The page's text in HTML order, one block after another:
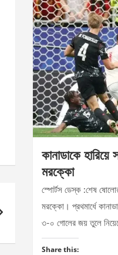
কানাডাকে
মরক্কো
স্পোর্টস ডেস্ক :শেষ
মরক্কো। প্রথমার্ধে
৩-০ গোলের জয় তুলে
Share this: